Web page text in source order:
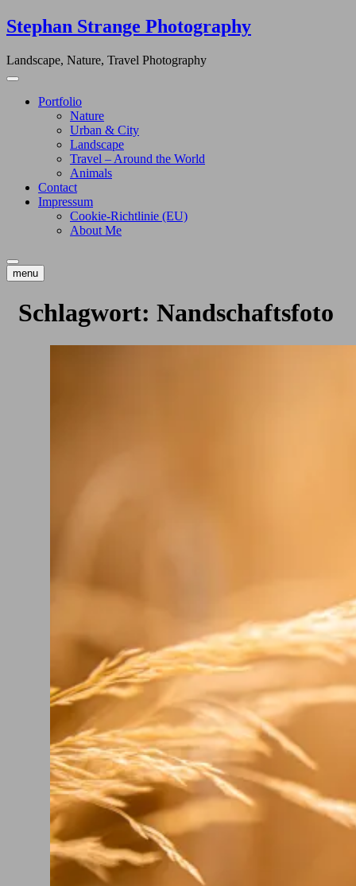
Skip
to
Stephan Strange Photography
Landscape, Nature, Travel Photography
Portfolio
Nature
Urban & City
Landscape
Travel – Around the World
Animals
Contact
Impressum
Cookie-Richtlinie (EU)
About Me
menu
Schlagwort: Nandschaftsfoto